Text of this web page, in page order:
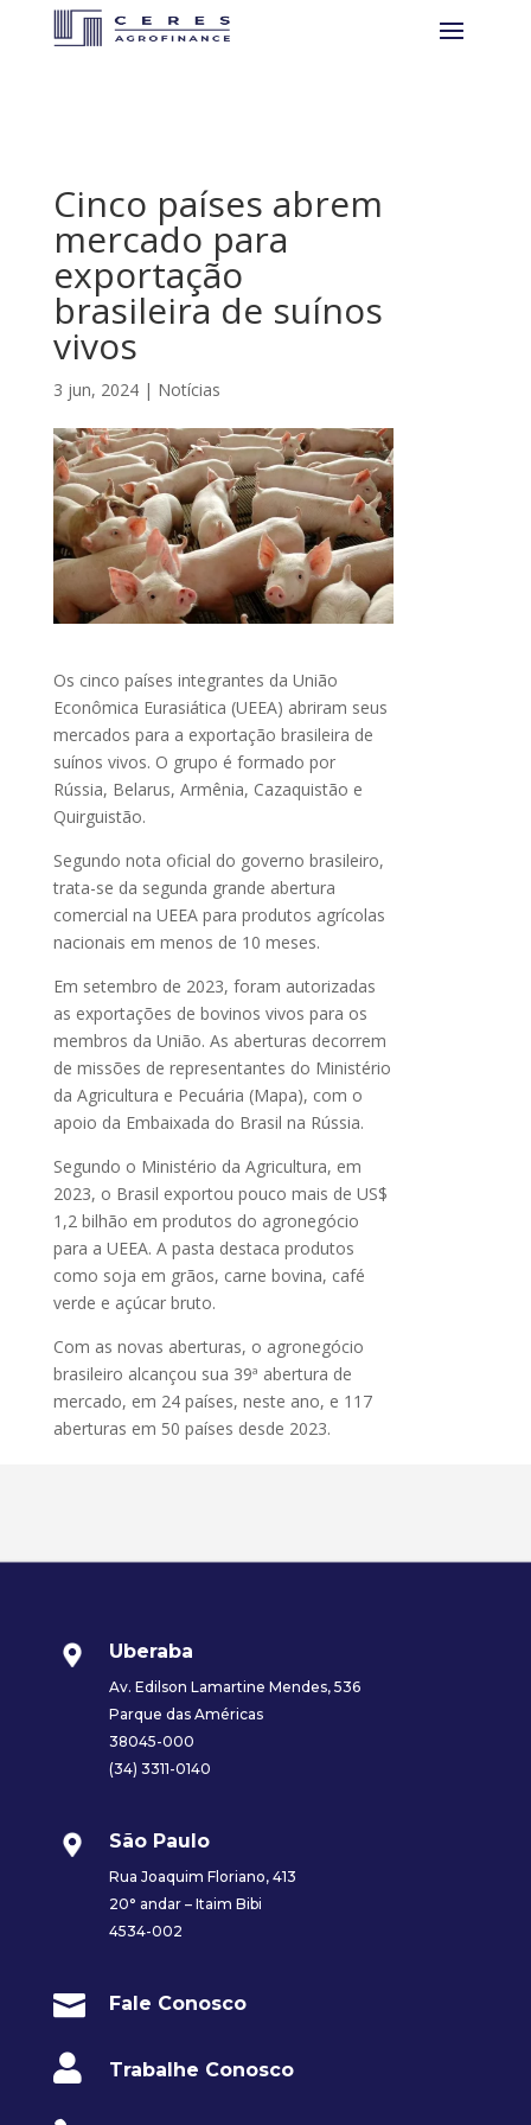
Cinco países abrem
mercado para
exportação
brasileira de suínos
vivos
3 jun, 2024| Notícias
Os cinco países integrantes da União
Econômica Eurasiática (UEEA) abriram seus
mercados para a exportação brasileira de
suínos vivos. O grupo é formado por
Rússia, Belarus, Armênia, Cazaquistão e
Quirguistão.
Segundo nota oficial do governo brasileiro,
trata-se da segunda grande abertura
comercial na UEEA para produtos agrícolas
nacionais em menos de 10 meses.
Em setembro de 2023, foram autorizadas
as exportações de bovinos vivos para os
membros da União. As aberturas decorrem
de missões de representantes do Ministério
da Agricultura e Pecuária (Mapa), com o
apoio da Embaixada do Brasil na Rússia.
Segundo o Ministério da Agricultura, em
2023, o Brasil exportou pouco mais de US$
1,2 bilhão em produtos do agronegócio
para a UEEA. A pasta destaca produtos
como soja em grãos, carne bovina, café
verde e açúcar bruto.
Com as novas aberturas, o agronegócio
brasileiro alcançou sua 39ª abertura de
mercado, em 24 países, neste ano, e 117
aberturas em 50 países desde 2023.
Uberaba
Av. Edilson Lamartine Mendes, 536
Parque das Américas
38045-000
(34) 3311-0140
São Paulo
Rua Joaquim Floriano, 413
20° andar – Itaim Bibi
4534-002
 Fale Conosco
 Trabalhe Conosco